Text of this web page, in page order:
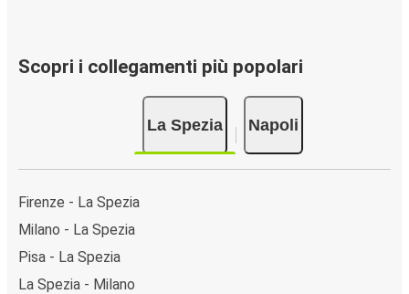
Scopri i collegamenti più popolari
La Spezia Napoli
Firenze - La Spezia
Milano - La Spezia
Pisa - La Spezia
La Spezia - Milano